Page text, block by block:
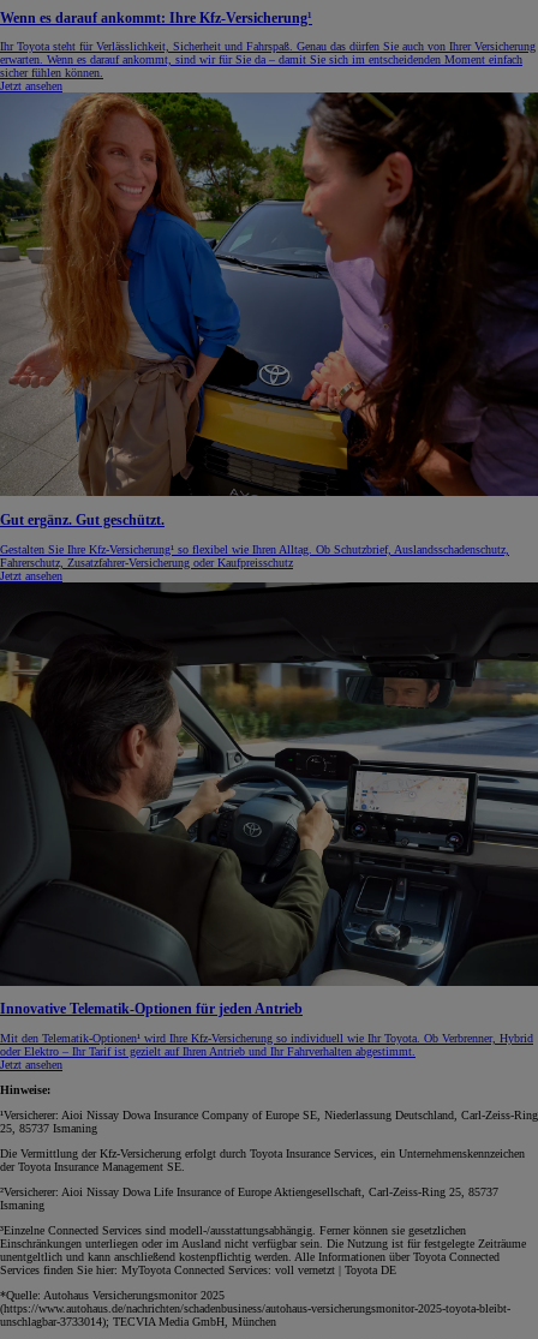
Wenn es darauf ankommt: Ihre Kfz-Versicherung¹
Ihr Toyota steht für Verlässlichkeit, Sicherheit und Fahrspaß. Genau das dürfen Sie auch von Ihrer Versicherung
erwarten. Wenn es darauf ankommt, sind wir für Sie da – damit Sie sich im entscheidenden Moment einfach
sicher fühlen können.
Jetzt ansehen
Gut ergänz. Gut geschützt.
Gestalten Sie Ihre Kfz-Versicherung¹ so flexibel wie Ihren Alltag. Ob Schutzbrief, Auslandsschadenschutz,
Fahrerschutz, Zusatzfahrer-Versicherung oder Kaufpreisschutz
Jetzt ansehen
Innovative Telematik-Optionen für jeden Antrieb
Mit den Telematik-Optionen¹ wird Ihre Kfz‑Versicherung so individuell wie Ihr Toyota. Ob Verbrenner, Hybrid
oder Elektro – Ihr Tarif ist gezielt auf Ihren Antrieb und Ihr Fahrverhalten abgestimmt.
Jetzt ansehen
Hinweise:
¹Versicherer: Aioi Nissay Dowa Insurance Company of Europe SE, Niederlassung Deutschland, Carl-Zeiss-Ring
25, 85737 Ismaning
Die Vermittlung der Kfz-Versicherung erfolgt durch Toyota Insurance Services, ein Unternehmenskennzeichen
der Toyota Insurance Management SE.
²Versicherer: Aioi Nissay Dowa Life Insurance of Europe Aktiengesellschaft, Carl-Zeiss-Ring 25, 85737
Ismaning
³Einzelne Connected Services sind modell-/ausstattungsabhängig. Ferner können sie gesetzlichen
Einschränkungen unterliegen oder im Ausland nicht verfügbar sein. Die Nutzung ist für festgelegte Zeiträume
unentgeltlich und kann anschließend kostenpflichtig werden. Alle Informationen über Toyota Connected
Services finden Sie hier: MyToyota Connected Services: voll vernetzt | Toyota DE
*Quelle: Autohaus Versicherungsmonitor 2025
(https://www.autohaus.de/nachrichten/schadenbusiness/autohaus-versicherungsmonitor-2025-toyota-bleibt-
unschlagbar-3733014); TECVIA Media GmbH, München